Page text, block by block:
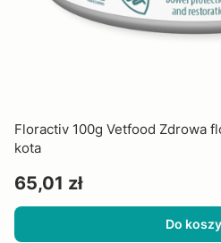
Floractiv 100g Vetfood Zdrowa
kota
Cena
65,01 zł
Do